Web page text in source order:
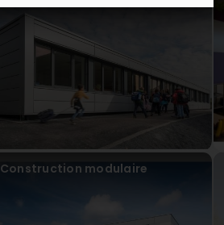
Construction modulaire